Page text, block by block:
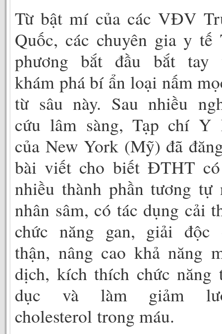
Từ bật mí của các VĐV
Quốc, các chuyên gia y tế
phương bắt đầu bắt tay
khám phá bí ẩn loại nấm
từ sâu này. Sau nhiều
cứu lâm sàng, Tạp chí Y
của New York (Mỹ) đã
bài viết cho biết ĐTHT
nhiều thành phần tương tự
nhân sâm, có tác dụng cải
chức năng gan, giải độc
thận, nâng cao khả năng
dịch, kích thích chức năng
dục và làm giảm
cholesterol trong máu.